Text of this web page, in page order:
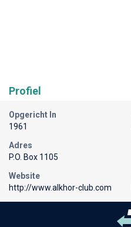
Profiel
Opgericht In
1961
Adres
P.O. Box 1105
Website
http://www.alkhor-club.com